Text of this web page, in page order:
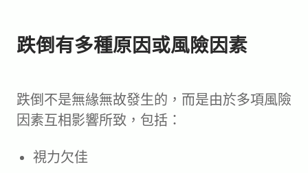
跌倒有多種原因或風險因素
跌倒不是無緣無故發生的，而是由於多項風險
因素互相影響所致，包括：
視力欠佳